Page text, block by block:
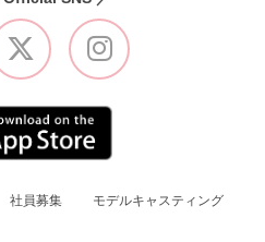
社員募集 モデルキャスティング